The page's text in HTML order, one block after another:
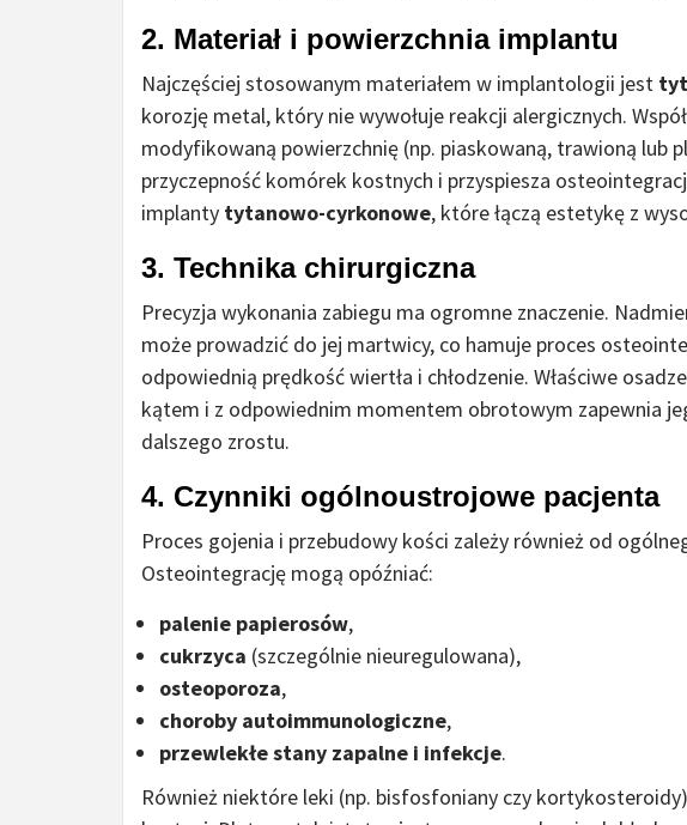
2. Materiał i powierzchnia implantu
Najczęściej stosowanym materiałem w implantologii jest
korozję metal, który nie wywołuje reakcji alergicznych.
modyfikowaną powierzchnię (np. piaskowaną, trawioną lub
przyczepność komórek kostnych i przyspiesza
implanty tytanowo-cyrkonowe, które łączą estetykę z
3. Technika chirurgiczna
Precyzja wykonania zabiegu ma ogromne znaczenie.
może prowadzić do jej martwicy, co hamuje proces
odpowiednią prędkość wiertła i chłodzenie. Właściwe
kątem i z odpowiednim momentem obrotowym zapewnia
dalszego zrostu.
4. Czynniki ogólnoustrojowe pacjenta
Proces gojenia i przebudowy kości zależy również od
Osteointegrację mogą opóźniać:
palenie papierosów,
cukrzyca (szczególnie nieuregulowana),
osteoporoza,
choroby autoimmunologiczne,
przewlekłe stany zapalne i infekcje.
Również niektóre leki (np. bisfosfoniany czy